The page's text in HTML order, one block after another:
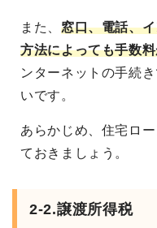
また、 窓口、電話、
方法によっても手数
ンターネットの手続
いです。
あらかじめ、住宅ロ
ておきましょう。
2-2.譲渡所得税